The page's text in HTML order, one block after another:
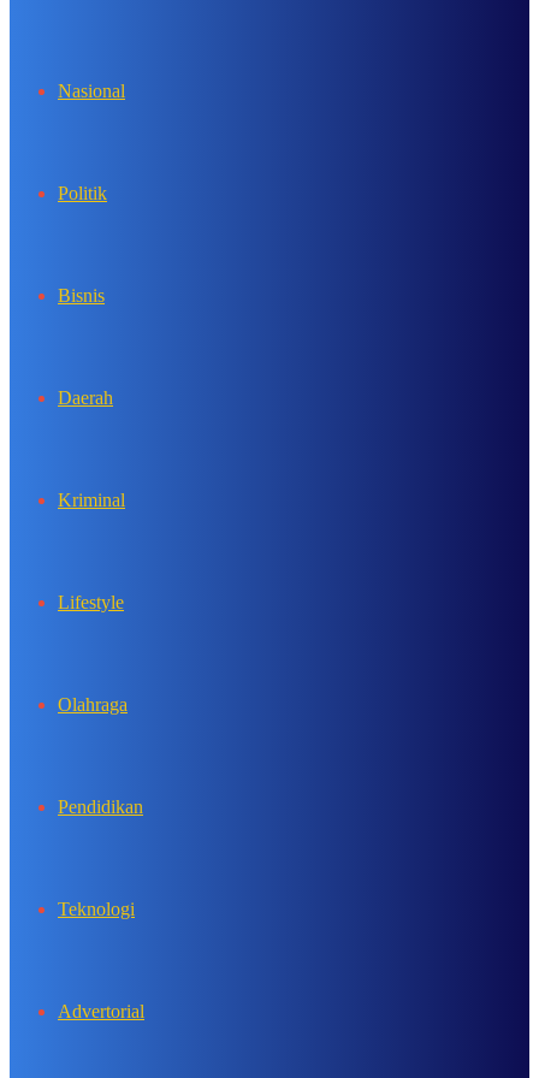
Nasional
Politik
Bisnis
Daerah
Kriminal
Lifestyle
Olahraga
Pendidikan
Teknologi
Advertorial